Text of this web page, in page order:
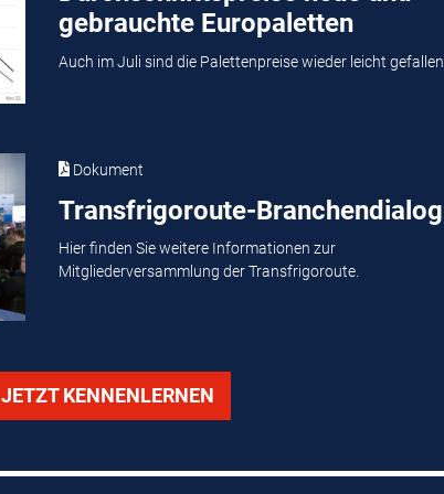
gebrauchte Europaletten
Auch im Juli sind die Palettenpreise wieder leicht gefallen.
Dokument
Transfrigoroute-Branchendialog
Hier finden Sie weitere Informationen zur
Mitgliederversammlung der Transfrigoroute.
JETZT KENNENLERNEN